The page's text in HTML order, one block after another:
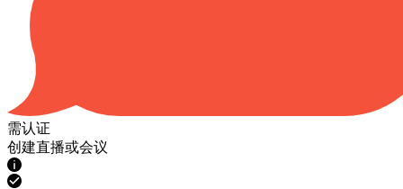
需认证
创建直播或会议